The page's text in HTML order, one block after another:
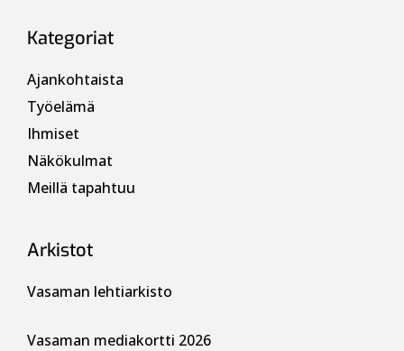
Kategoriat
Ajankohtaista
Työelämä
Ihmiset
Näkökulmat
Meillä tapahtuu
Arkistot
Vasaman lehtiarkisto
Vasaman mediakortti 2026